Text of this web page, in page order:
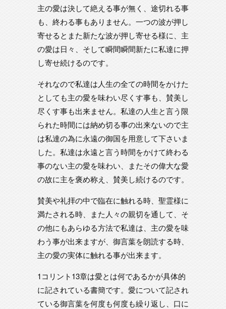
主の愛は決して絶える事が無く、途切れる事
も、終わる事もありません。一つの波が押し
寄せるとまた新たな波が押し寄せる様に、主
の愛は日々、そして瞬間瞬間新たに私達に押
し寄せ続けるのです。
それなので私達は人生の全ての時間をかけた
としても主の愛を味わい尽くす事も、賛美し
尽くす事も出来ません。私達の人生と言う限
られた時間には納め切る事の出来ないので主
は私達の為に永遠の御国を用意して下さいま
した。私達は永遠と言う時間をかけて終わる
事のない主の愛を味わい、またその偉大な愛
の故に主を褒め称え、賛美し続けるのです。
賛美や礼拝の中で臨在に触れる時、聖霊様に
満たされる時、また人々の親切を通して、そ
の他にもあらゆる方法で私達は、主の愛を味
わう事が出来ますが、御言葉を朗読する時、
主の愛の実体に触れる事が出来ます。
1コリント13章は愛とは何であるかが具体的
に記されている書簡です。愛について記され
ている御言葉を何度も何度も繰り返し、口に